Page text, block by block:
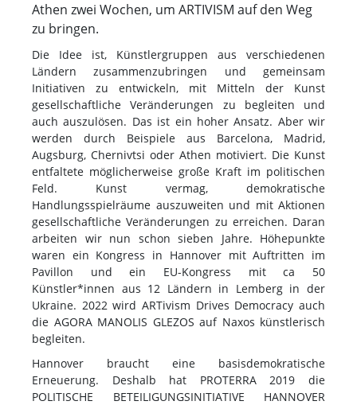
Athen zwei Wochen, um ARTIVISM auf den Weg
zu bringen.
Die Idee ist, Künstlergruppen aus verschiedenen
Ländern zusammenzubringen und gemeinsam
Initiativen zu entwickeln, mit Mitteln der Kunst
gesellschaftliche Veränderungen zu begleiten und
auch auszulösen. Das ist ein hoher Ansatz. Aber wir
werden durch Beispiele aus Barcelona, Madrid,
Augsburg, Chernivtsi oder Athen motiviert. Die Kunst
entfaltete möglicherweise große Kraft im politischen
Feld. Kunst vermag, demokratische
Handlungsspielräume auszuweiten und mit Aktionen
gesellschaftliche Veränderungen zu erreichen. Daran
arbeiten wir nun schon sieben Jahre. Höhepunkte
waren ein Kongress in Hannover mit Auftritten im
Pavillon und ein EU-Kongress mit ca 50
Künstler*innen aus 12 Ländern in Lemberg in der
Ukraine. 2022 wird ARTivism Drives Democracy auch
die AGORA MANOLIS GLEZOS auf Naxos künstlerisch
begleiten.
Hannover braucht eine basisdemokratische
Erneuerung. Deshalb hat PROTERRA 2019 die
POLITISCHE BETEILIGUNGSINITIATIVE HANNOVER